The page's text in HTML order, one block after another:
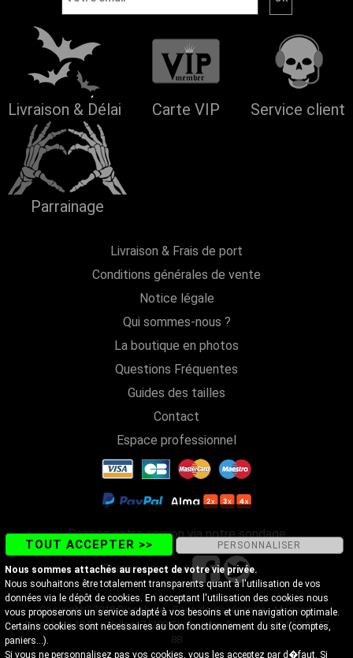
Livraison & Délai Carte VIP Service client
Parrainage
Livraison & Frais de port
Conditions générales de vente
Notice légale
Qui sommes-nous ?
La boutique en photos
Questions Fréquentes
Guides des tailles
Contact
Espace professionnel
Donnez votre opinion via notre sondage
Suivez-nous sur
Copyright@2018 Discobole - Tous droits réservés - Magasin
Discobole 18 Rue Vallon, 74200 Thonon-les-Bains - Tel. 04 50 26 57
88
TOUT ACCEPTER >> PERSONNALISER
Nous sommes attachés au respect de votre vie privée.
Nous souhaitons être totalement transparents quant à l'utilisation de vos
données via le dépôt de cookies. En acceptant l'utilisation des cookies nous
vous proposerons un service adapté à vos besoins et une navigation optimale.
Certains cookies sont nécessaires au bon fonctionnement du site (comptes,
paniers...).
Si vous ne personnalisez pas vos cookies, vous les acceptez par d�faut. Si